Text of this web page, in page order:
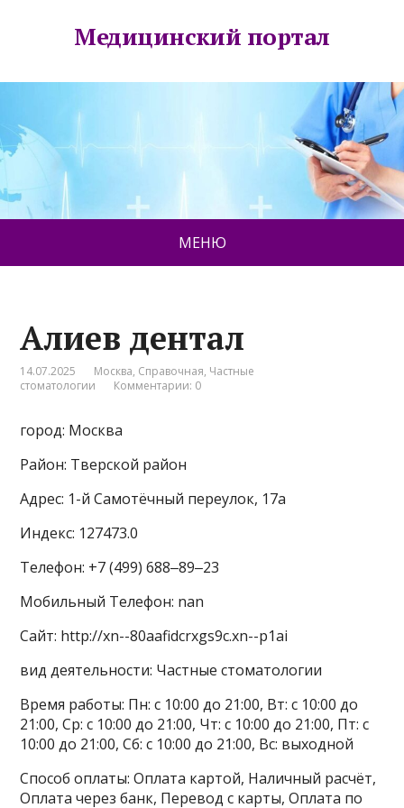
Медицинский портал
МЕНЮ
Алиев дентал
14.07.2025 Москва, Справочная, Частные
стоматологии
Комментарии: 0
город: Москва
Район: Тверской район
Адрес: 1-й Самотёчный переулок, 17а
Индекс: 127473.0
Телефон: +7 (499) 688‒89‒23
Мобильный Телефон: nan
Сайт: http://xn--80aafidcrxgs9c.xn--p1ai
вид деятельности: Частные стоматологии
Время работы: Пн: с 10:00 до 21:00, Вт: с 10:00 до
21:00, Ср: с 10:00 до 21:00, Чт: с 10:00 до 21:00, Пт: с
10:00 до 21:00, Сб: с 10:00 до 21:00, Вс: выходной
Способ оплаты: Оплата картой, Наличный расчёт,
Оплата через банк, Перевод с карты, Оплата по